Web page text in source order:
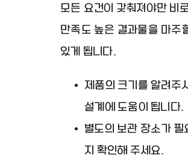
모든 요건이 갖춰져야만 비
만족도 높은 결과물을 마주
있게 됩니다.
제품의 크기를 알려주
설계에 도움이 됩니다.
별도의 보관 장소가 필
지 확인해 주세요.